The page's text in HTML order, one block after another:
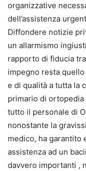
organizzative
dell’assistenza
Diffondere notizie
un allarmismo
rapporto di fiducia
impegno resta
e di qualità a tutta la
primario di
tutto il personale di
nonostante la
medico, ha garantito
assistenza ad un
davvero importanti ,